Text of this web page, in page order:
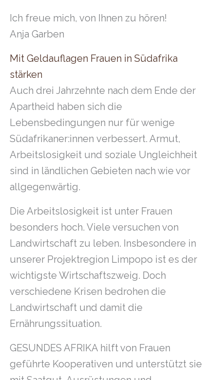
Ich freue mich, von Ihnen zu hören!
Anja Garben
Mit Geldauflagen Frauen in Südafrika
stärken
Auch drei Jahrzehnte nach dem Ende der
Apartheid haben sich die
Lebensbedingungen nur für wenige
Südafrikaner:innen verbessert. Armut,
Arbeitslosigkeit und soziale Ungleichheit
sind in ländlichen Gebieten nach wie vor
allgegenwärtig.
Die Arbeitslosigkeit ist unter Frauen
besonders hoch. Viele versuchen von
Landwirtschaft zu leben. Insbesondere in
unserer Projektregion Limpopo ist es der
wichtigste Wirtschaftszweig. Doch
verschiedene Krisen bedrohen die
Landwirtschaft und damit die
Ernährungssituation.
GESUNDES AFRIKA hilft von Frauen
geführte Kooperativen und unterstützt sie